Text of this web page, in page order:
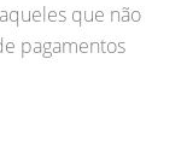
que não
pagamentos